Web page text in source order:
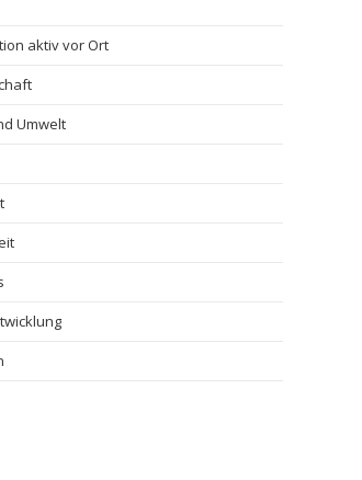
aktiv vor Ort
Umwelt